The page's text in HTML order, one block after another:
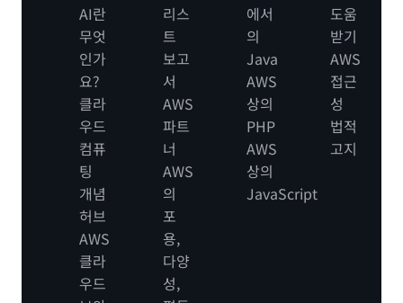
AI란
무엇
인가
요?
클라
우드
컴퓨
팅
개념
허브
AWS
클라
우드
리스
트
보고
서
AWS
파트
너
AWS
의
포
용,
다양
성,
에서
의
Java
AWS
상의
PHP
AWS
상의
JavaScript
도움
받기
AWS
접근
성
법적
고지